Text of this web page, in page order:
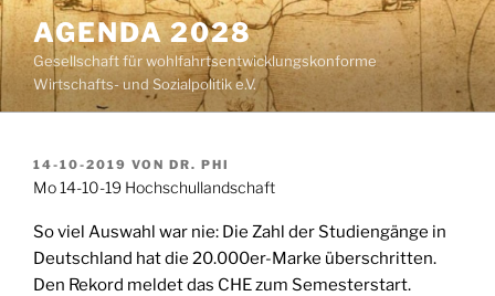
Zum
Inhalt
springen
AGENDA 2028
Gesellschaft für wohlfahrtsentwicklungskonforme
Wirtschafts- und Sozialpolitik e.V.
VERÖFFENTLICHT
AM
14-10-2019 VON DR. PHI
Mo 14-10-19 Hochschullandschaft
So viel Auswahl war nie: Die Zahl der Studiengänge in
Deutschland hat die 20.000er-Marke überschritten.
Den Rekord meldet das CHE zum Semesterstart.